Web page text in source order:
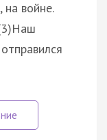
войне.